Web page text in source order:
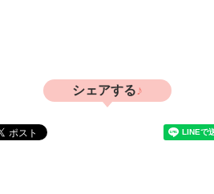
シェアする